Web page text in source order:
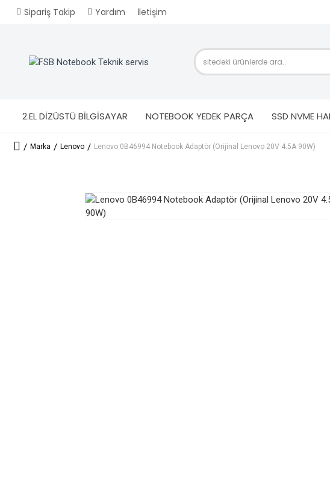
Sipariş Takip Yardım İletişim
2.EL DİZÜSTÜ BİLGİSAYAR NOTEBOOK YEDEK PARÇA SSD NVME
Marka Lenovo Lenovo 0B46994 Notebook Adaptör (Orijinal Lenovo 20V 4.5A 90W)